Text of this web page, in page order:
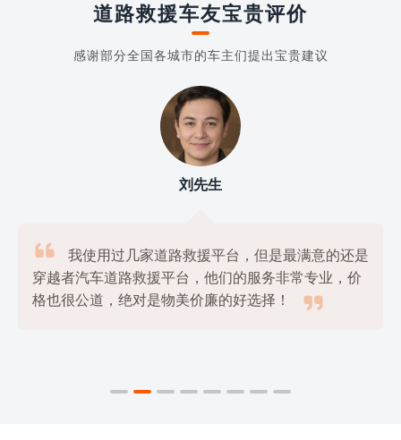
道路救援车友宝贵评价
感谢部分全国各城市的车主们提出宝贵建议
刘先生

我使用过几家道路救援平台，但是最满意的还是
穿越者汽车道路救援平台，他们的服务非常专业，价
格也很公道，绝对是物美价廉的好选择！
